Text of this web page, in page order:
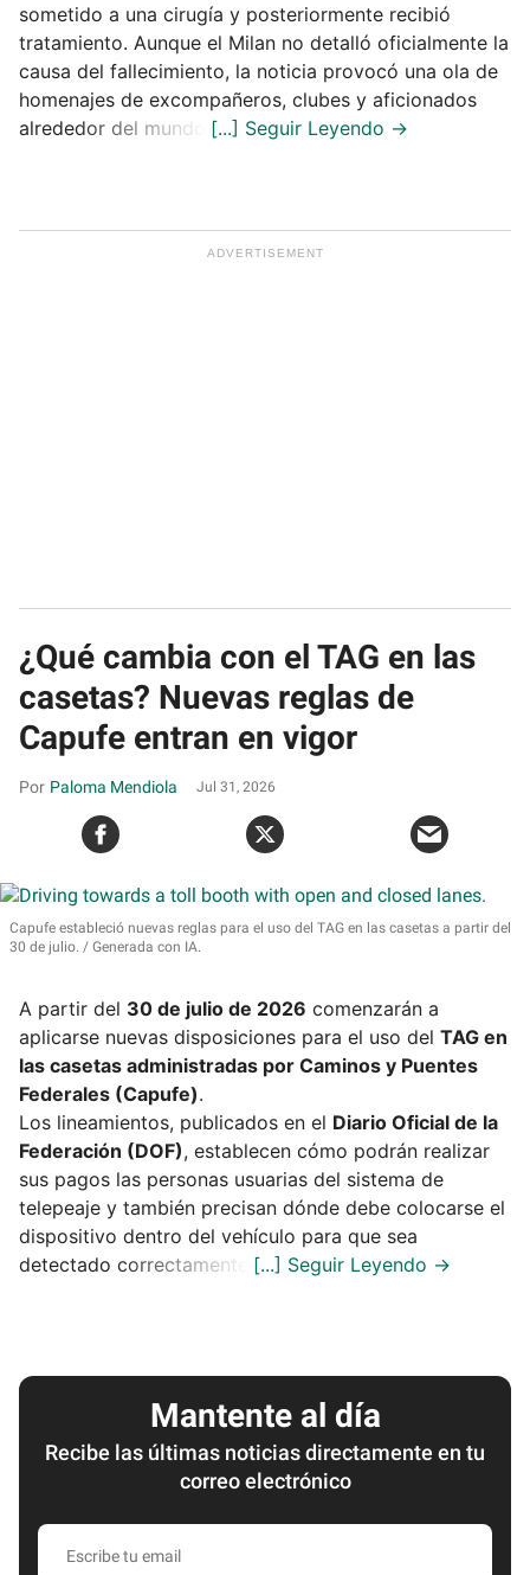
sometido a una cirugía y posteriormente recibió
tratamiento. Aunque el Milan no detalló oficialmente la
causa del fallecimiento, la noticia provocó una ola de
homenajes de excompañeros, clubes y aficionados
alrededor del mundo.
¿Qué cambia con el TAG en las
casetas? Nuevas reglas de
Capufe entran en vigor
Paloma Mendiola Jul 31, 2026
Capufe estableció nuevas reglas para el uso del TAG en las casetas a partir del
30 de julio.
Generada con IA.
A partir del 30 de julio de 2026 comenzarán a
aplicarse nuevas disposiciones para el uso del TAG en
las casetas administradas por Caminos y Puentes
Federales (Capufe).
Los lineamientos, publicados en el Diario Oficial de la
Federación (DOF), establecen cómo podrán realizar
sus pagos las personas usuarias del sistema de
telepeaje y también precisan dónde debe colocarse el
dispositivo dentro del vehículo para que sea
detectado correctamente.
Mantente al día
Recibe las últimas noticias directamente en tu
correo electrónico
Escribe